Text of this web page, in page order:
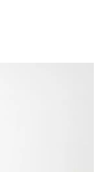
Norm, aber